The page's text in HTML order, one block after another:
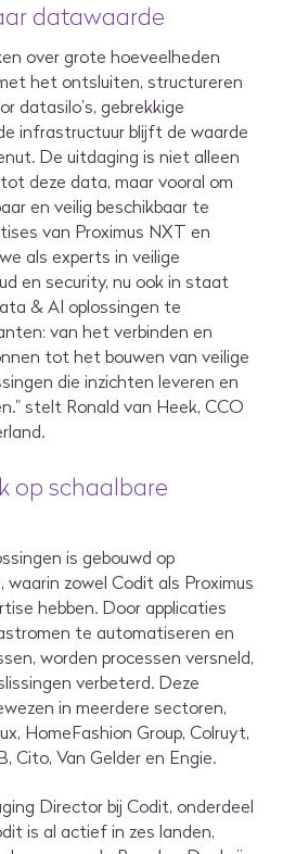
datawaarde
over grote hoeveelheden
het ontsluiten, structureren
datasilo’s, gebrekkige
infrastructuur blijft de waarde
De uitdaging is niet alleen
deze data, maar vooral om
en veilig beschikbaar te
van Proximus NXT en
als experts in veilige
en security, nu ook in staat
& AI oplossingen te
van het verbinden en
tot het bouwen van veilige
die inzichten leveren en
stelt Ronald van Heek, CCO
op schaalbare
is gebouwd op
zowel Codit als Proximus
hebben. Door applicaties
te automatiseren en
worden processen versneld,
verbeterd. Deze
in meerdere sectoren,
HomeFashion Group, Colruyt,
Cito, Van Gelder en Engie.
Director bij Codit, onderdeel
is al actief in zes landen,